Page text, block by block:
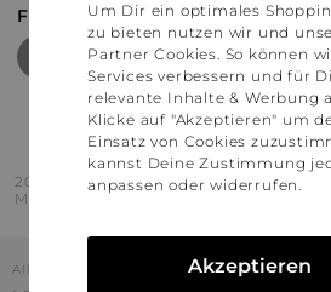
FIND MORE INSPIRATION
2016 - 2026 © Stylaholic.
Made for you with love in munich.
Alle Preise inkl. der jeweils geltenden
Um Dir ein optimales
zu bieten nutzen wir und
Partner Cookies. So können
Services verbessern und für
relevante Inhalte & Werbung
Klicke auf "Akzeptieren" um
Einsatz von Cookies
kannst Deine Zustimmung
anpassen oder widerrufen.
Akzeptieren